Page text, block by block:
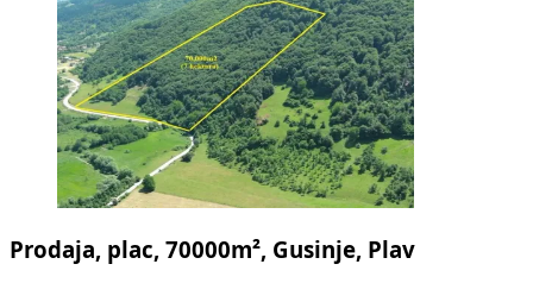
Prodaja, plac, 70000m², Gusinje, Plav